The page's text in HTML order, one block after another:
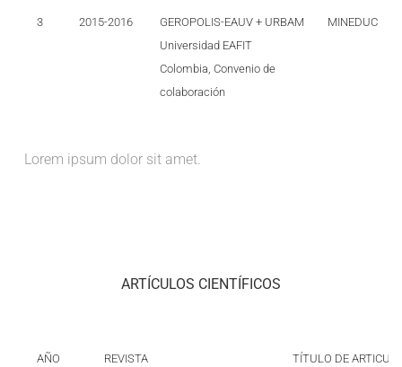
3 2015-2016
GEROPOLIS-EAUV + URBAM
Universidad EAFIT
Colombia, Convenio de
colaboración
MINEDUC
Lorem ipsum dolor sit amet.
ARTÍCULOS CIENTÍFICOS
AÑO REVISTA TÍTULO DE